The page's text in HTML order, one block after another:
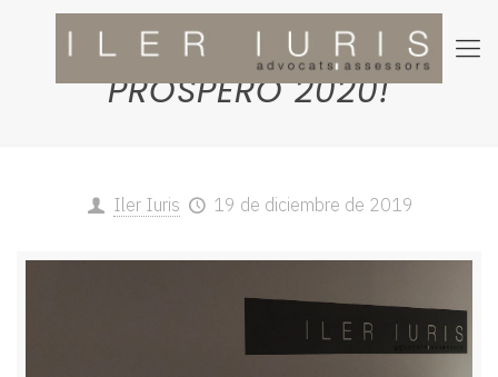
¡FELICES FIESTAS Y
PRÓSPERO 2020!
Iler Iuris 19 de diciembre de 2019